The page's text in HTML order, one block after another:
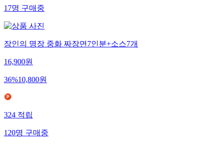
17명구매중
장인의 명장 중화 짜장면7인분+소스7개
16,900원
36%10,800원
324적립
120명구매중